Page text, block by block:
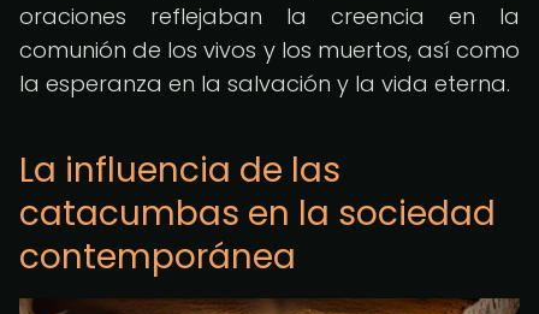
oraciones reflejaban la creencia en la
comunión de los vivos y los muertos, así como
la esperanza en la salvación y la vida eterna.
La influencia de las
catacumbas en la sociedad
contemporánea